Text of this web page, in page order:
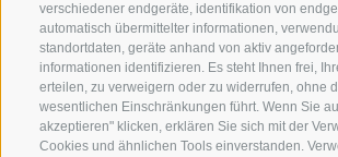
verschiedener endgeräte, identifikation von
automatisch übermittelter informationen,
standortdaten, geräte anhand von aktiv
informationen identifizieren. Es steht Ihnen frei,
erteilen, zu verweigern oder zu widerrufen, ohne
wesentlichen Einschränkungen führt. Wenn Sie
akzeptieren" klicken, erklären Sie sich mit der
Cookies und ähnlichen Tools einverstanden.
Bezahlung
Partner
Pauschalreiserichtlinie